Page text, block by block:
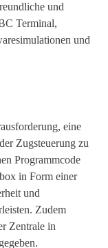
und
Terminal,
und
eine
Zugsteuerung zu
Programmcode
in Form einer
und
Zudem
Zentrale in